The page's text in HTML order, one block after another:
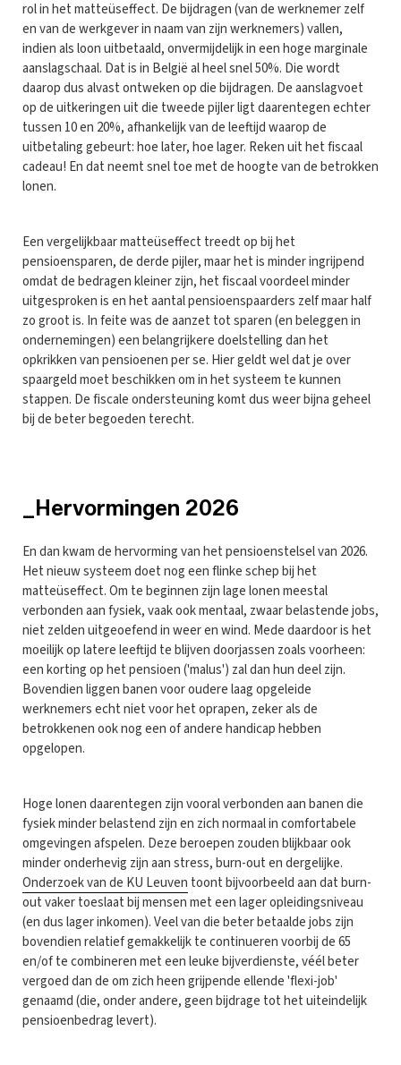
rol in het matteüseffect. De bijdragen (van de werknemer zelf
en van de werkgever in naam van zijn werknemers) vallen,
indien als loon uitbetaald, onvermijdelijk in een hoge marginale
aanslagschaal. Dat is in België al heel snel 50%. Die wordt
daarop dus alvast ontweken op die bijdragen. De aanslagvoet
op de uitkeringen uit die tweede pijler ligt daarentegen echter
tussen 10 en 20%, afhankelijk van de leeftijd waarop de
uitbetaling gebeurt: hoe later, hoe lager. Reken uit het fiscaal
cadeau! En dat neemt snel toe met de hoogte van de betrokken
lonen.
Een vergelijkbaar matteüseffect treedt op bij het
pensioensparen, de derde pijler, maar het is minder ingrijpend
omdat de bedragen kleiner zijn, het fiscaal voordeel minder
uitgesproken is en het aantal pensioenspaarders zelf maar half
zo groot is. In feite was de aanzet tot sparen (en beleggen in
ondernemingen) een belangrijkere doelstelling dan het
opkrikken van pensioenen per se. Hier geldt wel dat je over
spaargeld moet beschikken om in het systeem te kunnen
stappen. De fiscale ondersteuning komt dus weer bijna geheel
bij de beter begoeden terecht.
_Hervormingen 2026
En dan kwam de hervorming van het pensioenstelsel van 2026.
Het nieuw systeem doet nog een flinke schep bij het
matteüseffect. Om te beginnen zijn lage lonen meestal
verbonden aan fysiek, vaak ook mentaal, zwaar belastende jobs,
niet zelden uitgeoefend in weer en wind. Mede daardoor is het
moeilijk op latere leeftijd te blijven doorjassen zoals voorheen:
een korting op het pensioen ('malus') zal dan hun deel zijn.
Bovendien liggen banen voor oudere laag opgeleide
werknemers echt niet voor het oprapen, zeker als de
betrokkenen ook nog een of andere handicap hebben
opgelopen.
Hoge lonen daarentegen zijn vooral verbonden aan banen die
fysiek minder belastend zijn en zich normaal in comfortabele
omgevingen afspelen. Deze beroepen zouden blijkbaar ook
minder onderhevig zijn aan stress, burn-out en dergelijke.
Onderzoek van de KU Leuven toont bijvoorbeeld aan dat burn-
out vaker toeslaat bij mensen met een lager opleidingsniveau
(en dus lager inkomen). Veel van die beter betaalde jobs zijn
bovendien relatief gemakkelijk te continueren voorbij de 65
en/of te combineren met een leuke bijverdienste, véél beter
vergoed dan de om zich heen grijpende ellende 'flexi-job'
genaamd (die, onder andere, geen bijdrage tot het uiteindelijk
pensioenbedrag levert).